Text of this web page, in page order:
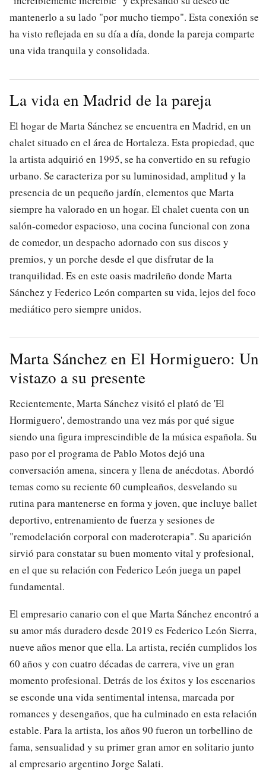
mantenerlo a su lado "por mucho tiempo". Esta conexión se
ha visto reflejada en su día a día, donde la pareja comparte
una vida tranquila y consolidada.
La vida en Madrid de la pareja
El hogar de Marta Sánchez se encuentra en Madrid, en un
chalet situado en el área de Hortaleza. Esta propiedad, que
la artista adquirió en 1995, se ha convertido en su refugio
urbano. Se caracteriza por su luminosidad, amplitud y la
presencia de un pequeño jardín, elementos que Marta
siempre ha valorado en un hogar. El chalet cuenta con un
salón-comedor espacioso, una cocina funcional con zona
de comedor, un despacho adornado con sus discos y
premios, y un porche desde el que disfrutar de la
tranquilidad. Es en este oasis madrileño donde Marta
Sánchez y Federico León comparten su vida, lejos del foco
mediático pero siempre unidos.
Marta Sánchez en El Hormiguero: Un
vistazo a su presente
Recientemente, Marta Sánchez visitó el plató de 'El
Hormiguero', demostrando una vez más por qué sigue
siendo una figura imprescindible de la música española. Su
paso por el programa de Pablo Motos dejó una
conversación amena, sincera y llena de anécdotas. Abordó
temas como su reciente 60 cumpleaños, desvelando su
rutina para mantenerse en forma y joven, que incluye ballet
deportivo, entrenamiento de fuerza y sesiones de
"remodelación corporal con maderoterapia". Su aparición
sirvió para constatar su buen momento vital y profesional,
en el que su relación con Federico León juega un papel
fundamental.
El empresario canario con el que Marta Sánchez encontró a
su amor más duradero desde 2019 es Federico León Sierra,
nueve años menor que ella. La artista, recién cumplidos los
60 años y con cuatro décadas de carrera, vive un gran
momento profesional. Detrás de los éxitos y los escenarios
se esconde una vida sentimental intensa, marcada por
romances y desengaños, que ha culminado en esta relación
estable. Para la artista, los años 90 fueron un torbellino de
fama, sensualidad y su primer gran amor en solitario junto
al empresario argentino Jorge Salati.